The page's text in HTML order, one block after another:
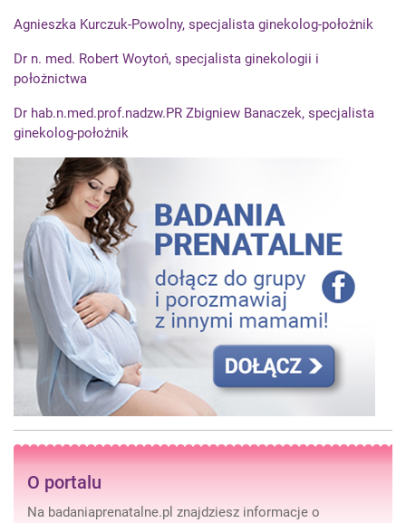
Agnieszka Kurczuk-Powolny, specjalista ginekolog-położnik
Dr n. med. Robert Woytoń, specjalista ginekologii i
położnictwa
Dr hab.n.med.prof.nadzw.PR Zbigniew Banaczek, specjalista
ginekolog-położnik
O portalu
Na badaniaprenatalne.pl znajdziesz informacje o